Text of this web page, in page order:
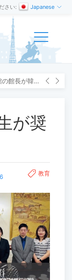
さい: Japanese
チョローン「チンギス・ハーン」国立博物館の館長が韓国へ出張
が奨
教育